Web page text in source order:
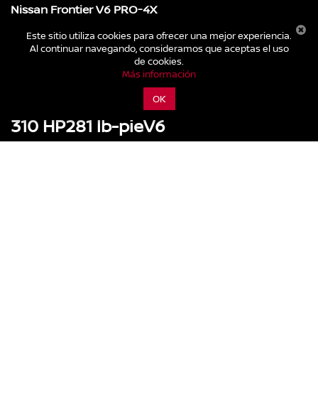
Nissan Frontier V6 PRO-4X
LAS PRO DE VERDAD
Una Pro de Verdad con un precio desde
$889,900.00 M.N.
310 HP
Potencia
281 lb-pie
Torque
V6
Motor
Este sitio utiliza cookies para ofrecer una mejor experiencia.
Al continuar navegando, consideramos que aceptas el uso
de cookies.
Más información
OK